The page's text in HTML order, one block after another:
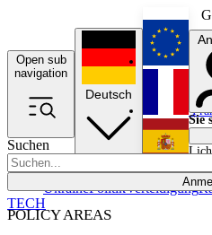
Open sub
navigation
Suchen
POLICY AREAS
UkrainePolitikVerteidigung
Deutsch
Sie
TECH